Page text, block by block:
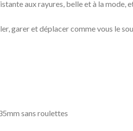
aux rayures, belle et à la mode,
garer et déplacer comme vous le
sans roulettes